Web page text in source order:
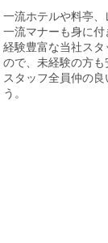
一流ホテルや料亭、
一流マナーも身に付
経験豊富な当社ス
ので、未経験の方も
スタッフ全員仲の
う。